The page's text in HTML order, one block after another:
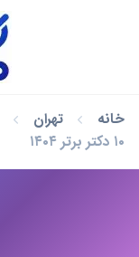
خانه تهران
۱۰ دکتر برتر ۱۴۰۴